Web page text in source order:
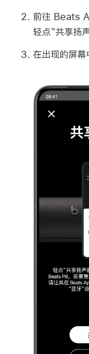
前往 Beats
轻点“共享扬
在出现的屏幕